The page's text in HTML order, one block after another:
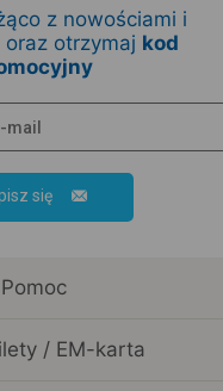
z nowościami i
oraz otrzymaj kod
się
Pomoc
/ EM-karta